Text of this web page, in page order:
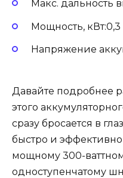
Макс. дальность
Мощность, кВт:0,3
Напряжение
Давайте подробнее
этого
сразу бросается в
быстро и
мощному 300-
одноступенчатому